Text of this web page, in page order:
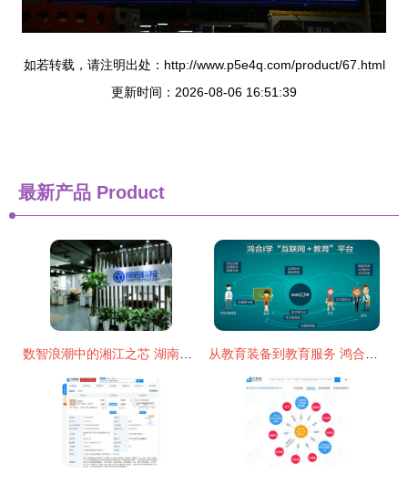
如若转载，请注明出处：http://www.p5e4q.com/product/67.html
更新时间：2026-08-06 16:51:39
最新产品 Product